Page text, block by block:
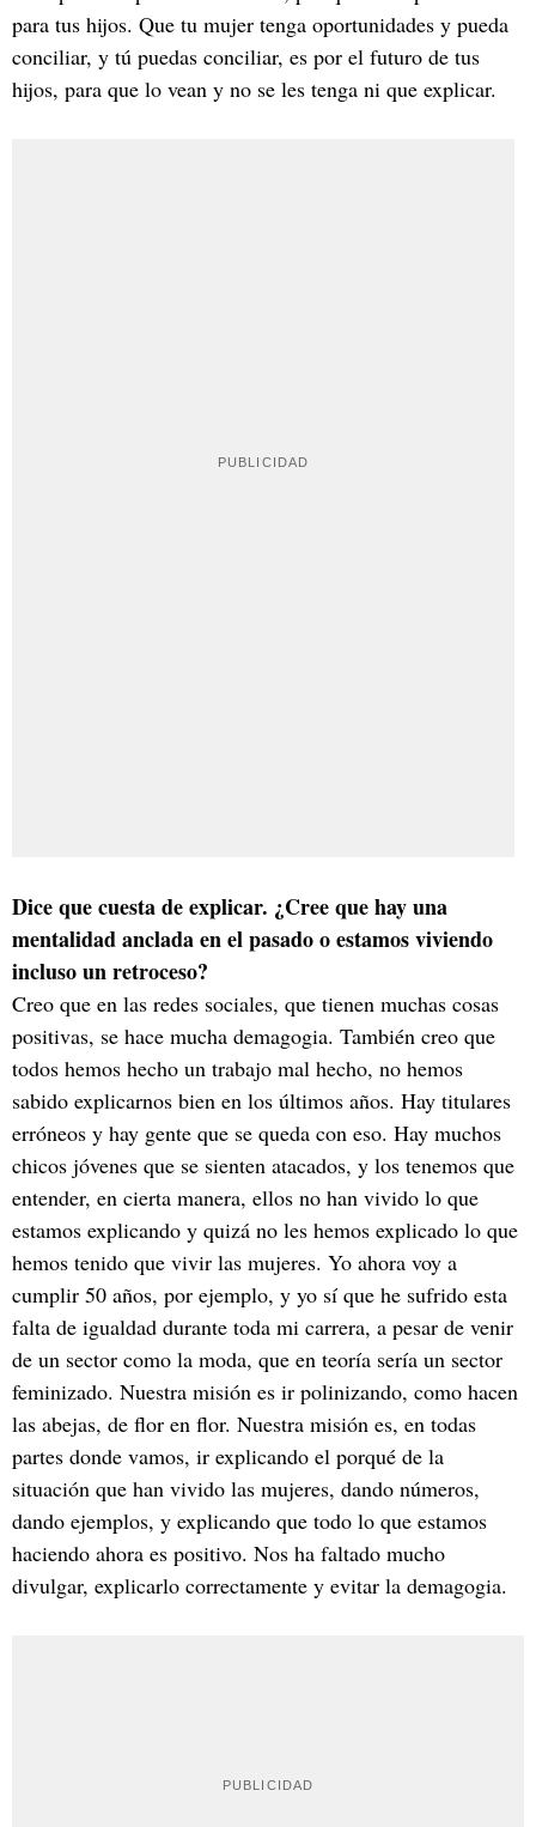
para tus hijos. Que tu mujer tenga oportunidades y pueda
conciliar, y tú puedas conciliar, es por el futuro de tus
hijos, para que lo vean y no se les tenga ni que explicar.
Dice que cuesta de explicar. ¿Cree que hay una
mentalidad anclada en el pasado o estamos viviendo
incluso un retroceso?
Creo que en las redes sociales, que tienen muchas cosas
positivas, se hace mucha demagogia. También creo que
todos hemos hecho un trabajo mal hecho, no hemos
sabido explicarnos bien en los últimos años. Hay titulares
erróneos y hay gente que se queda con eso. Hay muchos
chicos jóvenes que se sienten atacados, y los tenemos que
entender, en cierta manera, ellos no han vivido lo que
estamos explicando y quizá no les hemos explicado lo que
hemos tenido que vivir las mujeres. Yo ahora voy a
cumplir 50 años, por ejemplo, y yo sí que he sufrido esta
falta de igualdad durante toda mi carrera, a pesar de venir
de un sector como la moda, que en teoría sería un sector
feminizado. Nuestra misión es ir polinizando, como hacen
las abejas, de flor en flor. Nuestra misión es, en todas
partes donde vamos, ir explicando el porqué de la
situación que han vivido las mujeres, dando números,
dando ejemplos, y explicando que todo lo que estamos
haciendo ahora es positivo. Nos ha faltado mucho
divulgar, explicarlo correctamente y evitar la demagogia.